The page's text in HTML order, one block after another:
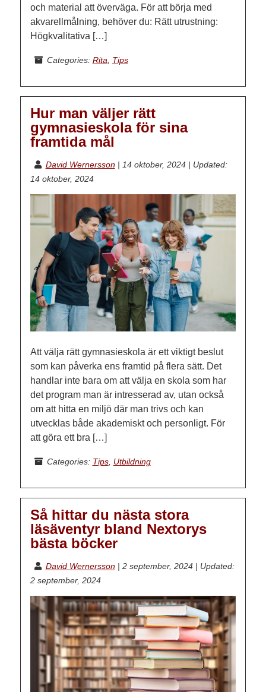
och material att överväga. För att börja med
akvarellmålning, behöver du: Rätt utrustning:
Högkvalitativa […]
Categories: Rita Tips
Hur man väljer rätt
gymnasieskola för sina
framtida mål
David Wernersson | 14 oktober, 2024| Updated:
14 oktober, 2024
Att välja rätt gymnasieskola är ett viktigt beslut
som kan påverka ens framtid på flera sätt. Det
handlar inte bara om att välja en skola som har
det program man är intresserad av, utan också
om att hitta en miljö där man trivs och kan
utvecklas både akademiskt och personligt. För
att göra ett bra […]
Categories: Tips, Utbildning
Så hittar du nästa stora
läsäventyr bland Nextorys
bästa böcker
David Wernersson | 2 september, 2024| Updated:
2 september, 2024